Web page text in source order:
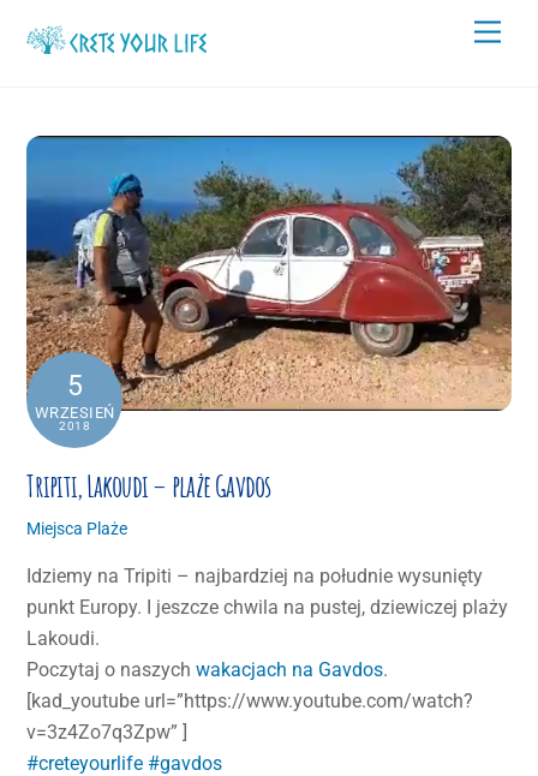
5
WRZESIEŃ
2018
Tripiti, Lakoudi – plaże Gavdos
Miejsca Plaże
Idziemy na Tripiti – najbardziej na południe wysunięty
punkt Europy. I jeszcze chwila na pustej, dziewiczej plaży
Lakoudi.
Poczytaj o naszychwakacjach na Gavdos.
[kad_youtube url=”https://www.youtube.com/watch?
v=3z4Zo7q3Zpw” ]
#creteyourlife #gavdos